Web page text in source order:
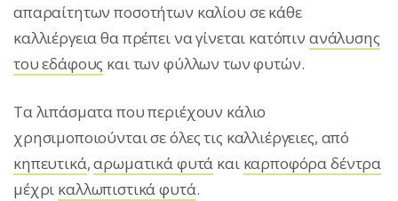
απαραίτητων ποσοτήτων καλίου σε κάθε
καλλιέργεια θα πρέπει να γίνεται κατόπιν ανάλυσης
του εδάφους και των φύλλων των φυτών.
Τα λιπάσματα που περιέχουν κάλιο
χρησιμοποιούνται σε όλες τις καλλιέργειες, από
κηπευτικά,αρωματικά φυτά και καρποφόρα δέντρα
μέχρι καλλωπιστικά φυτά.